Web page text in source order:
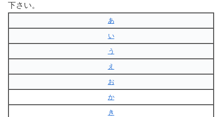
下さい。
あ
い
う
え
お
か
き